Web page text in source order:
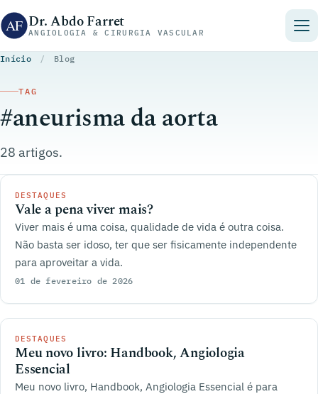
Pular para o conteúdo
Dr. Abdo Farret
ANGIOLOGIA & CIRURGIA VASCULAR
Início / Blog
TAG
#aneurisma da aorta
28 artigos.
DESTAQUES
Vale a pena viver mais?
Viver mais é uma coisa, qualidade de vida é outra coisa.
Não basta ser idoso, ter que ser fisicamente independente
para aproveitar a vida.
01 de fevereiro de 2026
DESTAQUES
Meu novo livro: Handbook, Angiologia
Essencial
Meu novo livro, Handbook, Angiologia Essencial é para